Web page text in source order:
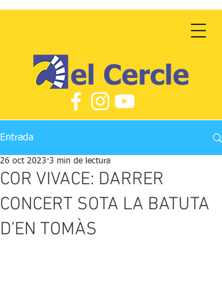
Entrada
COR VIVACE: DARRER
CONCERT SOTA LA BATUTA
D’EN TOMÀS
26 oct 2023 3 min de lectura